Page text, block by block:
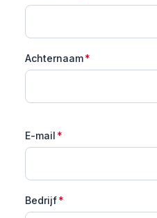
Achternaam*
E-mail *
Bedrijf*